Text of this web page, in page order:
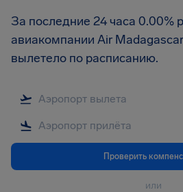
За последние 24 часа 0.00%
авиакомпании Air
вылетело по расписанию.
Проверить
или